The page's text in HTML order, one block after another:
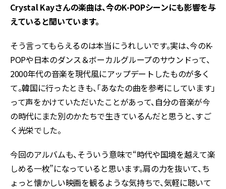
――Crystal Kayさんの楽曲は、今のK-POPシーンにも影響を与
えていると聞いています。
そう言ってもらえるのは本当にうれしいです。実は、今のK-
POPや日本のダンス＆ボーカルグループのサウンドって、
2000年代の音楽を現代風にアップデートしたものが多く
て。韓国に行ったときも、「あなたの曲を参考にしています」
って声をかけていただいたことがあって、自分の音楽が今
の時代にまた別のかたちで生きているんだと思うと、すご
く光栄でした。
今回のアルバムも、そういう意味で“時代や国境を越えて楽
しめる一枚”になっていると思います。肩の力を抜いて、ち
ょっと懐かしい映画を観るような気持ちで、気軽に聴いて